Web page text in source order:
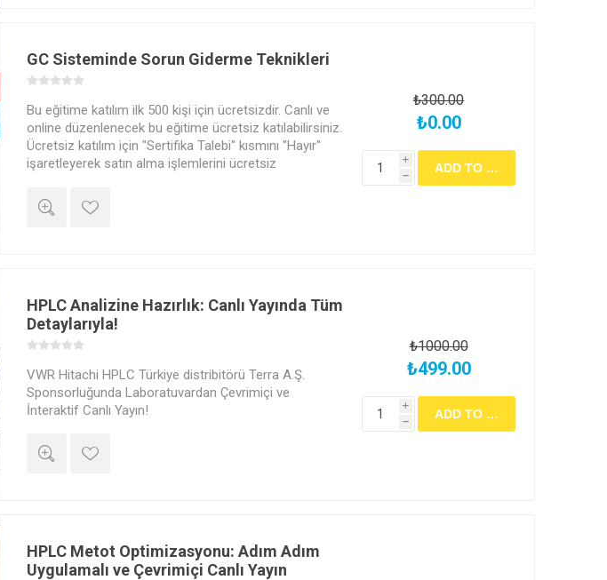
GC Sisteminde Sorun Giderme Teknikleri
Bu eğitime katılım ilk 500 kişi için ücretsizdir. Canlı ve
online düzenlenecek bu eğitime ücretsiz katılabilirsiniz.
Ücretsiz katılım için "Sertifika Talebi" kısmını "Hayır"
işaretleyerek satın alma işlemlerini ücretsiz
adınıza düzenlenmiş bir başarı sertifikası almak için
"Sertifika Talebi" kısmını "Evet" olarak işaretlemeniz ve
₺300.00
₺0.00
i
h
HPLC Analizine Hazırlık: Canlı Yayında Tüm
Detaylarıyla!
VWR Hitachi HPLC Türkiye distribitörü Terra A.Ş.
Sponsorluğunda Laboratuvardan Çevrimiçi ve
İnteraktif Canlı Yayın!
₺1000.00
₺499.00
i
h
HPLC Metot Optimizasyonu: Adım Adım
Uygulamalı ve Çevrimiçi Canlı Yayın